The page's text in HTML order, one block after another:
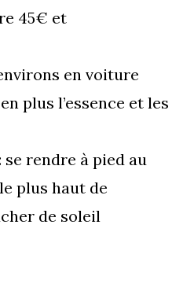
45€ et
en voiture
plus l’essence et les
rendre à pied au
plus haut de
de soleil